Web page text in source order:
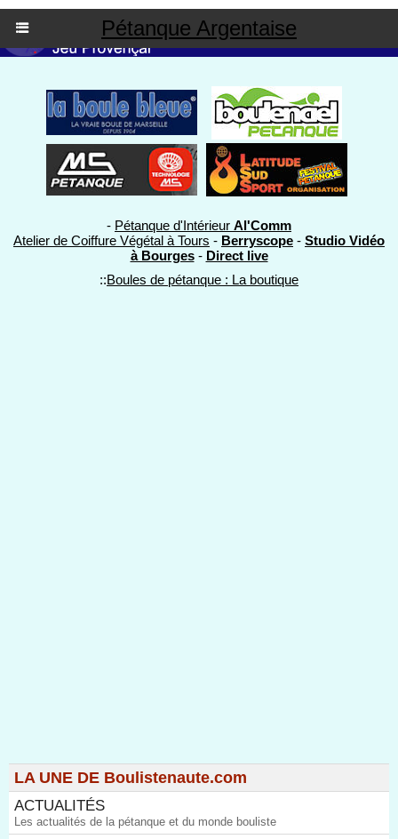
Pétanque Argentaise
- Pétanque d'Intérieur Al'Comm
Atelier de Coiffure Végétal à Tours - Berryscope - Studio Vidéo
à Bourges- Direct live
::Boules de pétanque : La boutique
LA UNE DE Boulistenaute.com
ACTUALITÉS
Les actualités de la pétanque et du monde bouliste